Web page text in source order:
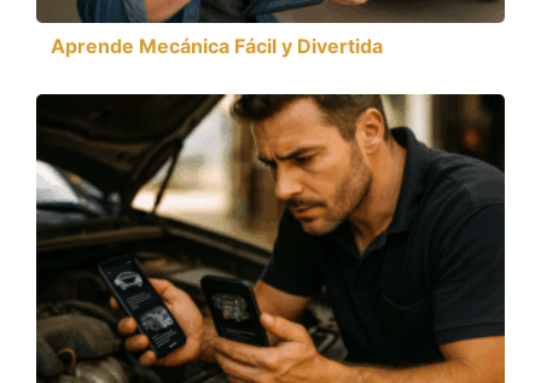
Aprende Mecánica Fácil y Divertida